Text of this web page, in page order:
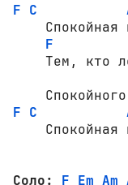
F C
Спокойная
F
Тем, кто
F C
Спокойная
Соло: F Em Am